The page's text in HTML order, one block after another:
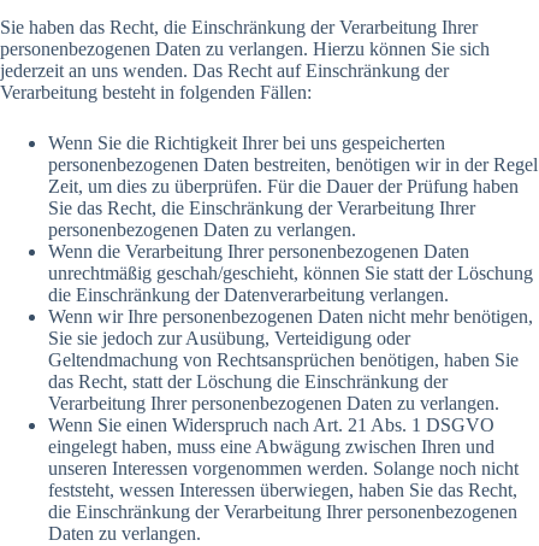
Sie haben das Recht, die Einschränkung der Verarbeitung Ihrer
personenbezogenen Daten zu verlangen. Hierzu können Sie sich
jederzeit an uns wenden. Das Recht auf Einschränkung der
Verarbeitung besteht in folgenden Fällen:
Wenn Sie die Richtigkeit Ihrer bei uns gespeicherten
personenbezogenen Daten bestreiten, benötigen wir in der Regel
Zeit, um dies zu überprüfen. Für die Dauer der Prüfung haben
Sie das Recht, die Einschränkung der Verarbeitung Ihrer
personenbezogenen Daten zu verlangen.
Wenn die Verarbeitung Ihrer personenbezogenen Daten
unrechtmäßig geschah/geschieht, können Sie statt der Löschung
die Einschränkung der Datenverarbeitung verlangen.
Wenn wir Ihre personenbezogenen Daten nicht mehr benötigen,
Sie sie jedoch zur Ausübung, Verteidigung oder
Geltendmachung von Rechtsansprüchen benötigen, haben Sie
das Recht, statt der Löschung die Einschränkung der
Verarbeitung Ihrer personenbezogenen Daten zu verlangen.
Wenn Sie einen Widerspruch nach Art. 21 Abs. 1 DSGVO
eingelegt haben, muss eine Abwägung zwischen Ihren und
unseren Interessen vorgenommen werden. Solange noch nicht
feststeht, wessen Interessen überwiegen, haben Sie das Recht,
die Einschränkung der Verarbeitung Ihrer personenbezogenen
Daten zu verlangen.